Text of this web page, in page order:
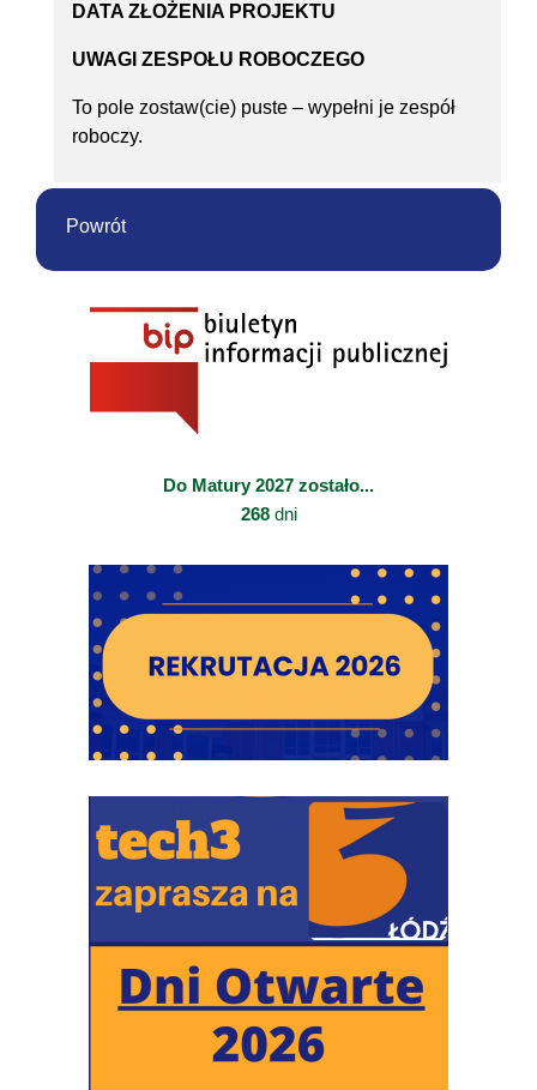
DATA ZŁOŻENIA PROJEKTU
UWAGI ZESPOŁU ROBOCZEGO
To pole zostaw(cie) puste – wypełni je zespół
roboczy.
Powrót
Do Matury 2027 zostało...
268dni